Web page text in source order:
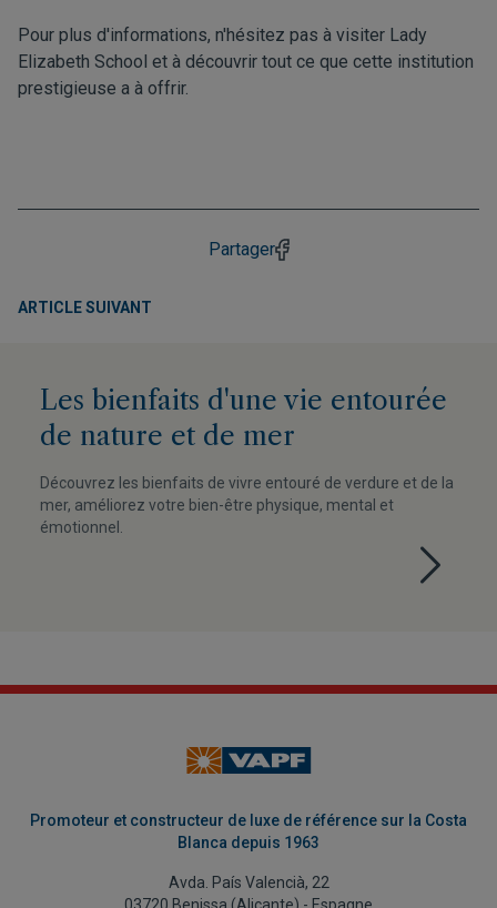
Pour plus d'informations, n'hésitez pas à visiter Lady
Elizabeth School et à découvrir tout ce que cette institution
prestigieuse a à offrir.
Partager
ARTICLE SUIVANT
Les bienfaits d'une vie entourée
de nature et de mer
Découvrez les bienfaits de vivre entouré de verdure et de la
mer, améliorez votre bien-être physique, mental et
émotionnel.
Promoteur et constructeur de luxe de référence sur la Costa
Blanca depuis 1963
Avda. País Valencià, 22